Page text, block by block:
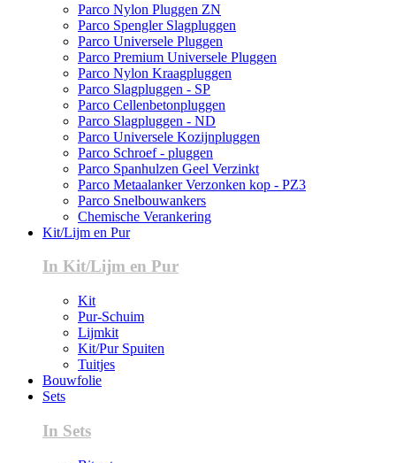
Parco Nylon Pluggen ZN
Parco Spengler Slagpluggen
Parco Universele Pluggen
Parco Premium Universele Pluggen
Parco Nylon Kraagpluggen
Parco Slagpluggen - SP
Parco Cellenbetonpluggen
Parco Slagpluggen - ND
Parco Universele Kozijnpluggen
Parco Schroef - pluggen
Parco Spanhulzen Geel Verzinkt
Parco Metaalanker Verzonken kop - PZ3
Parco Snelbouwankers
Chemische Verankering
Kit/Lijm en Pur
In Kit/Lijm en Pur
Kit
Pur-Schuim
Lijmkit
Kit/Pur Spuiten
Tuitjes
Bouwfolie
Sets
In Sets